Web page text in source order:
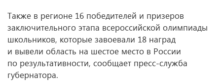
Также в регионе 16 победителей и призеров
заключительного этапа всероссийской олимпиады
школьников, которые завоевали 18 наград
и вывели область на шестое место в России
по результативности, сообщает пресс-служба
губернатора.